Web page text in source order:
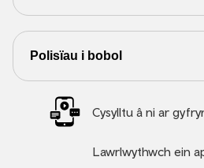
Polisïau i bobol
Cysylltu â ni ar
Lawrlwythwch ein